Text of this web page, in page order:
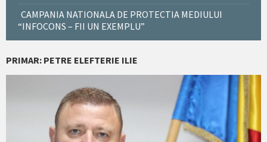
CAMPANIA NATIONALA DE PROTECTIA MEDIULUI
“INFOCONS – FII UN EXEMPLU”
PRIMAR: PETRE ELEFTERIE ILIE